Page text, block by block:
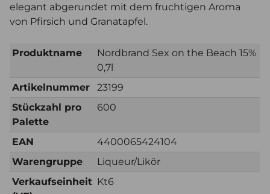
elegant abgerundet mit dem fruchtigen Aroma
von Pfirsich und Granatapfel.
Produktname
Nordbrand Sex on the Beach 15%
0,7l
Artikelnummer
23199
Stückzahl pro
Palette
600
EAN
4400065424104
Warengruppe
Liqueur/Likör
Verkaufseinheit Kt6